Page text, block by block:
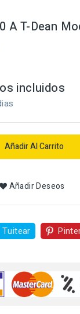
A T-Dean
incluidos
Añadir Al Carrito
Añadir Deseos
Tuitear